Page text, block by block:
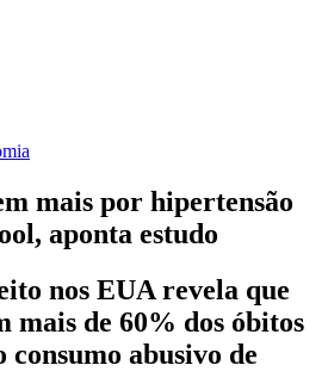
mais por hipertensão
aponta estudo
nos EUA revela que
mais de 60% dos óbitos
consumo abusivo de